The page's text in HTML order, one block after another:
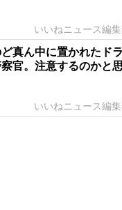
いいねニュース編
真ん中に置かれたド
官。注意するのかと
いいねニュース編